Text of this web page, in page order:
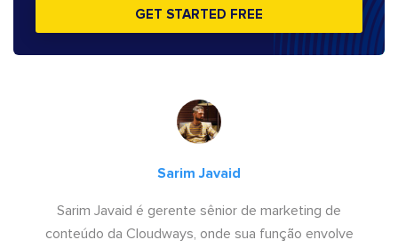
GET STARTED FREE
Sarim Javaid
Sarim Javaid é gerente sênior de marketing de
conteúdo da Cloudways, onde sua função envolve